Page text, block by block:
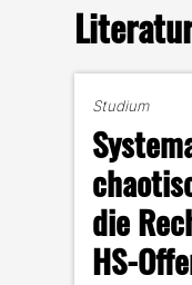
Studium
die
HS-